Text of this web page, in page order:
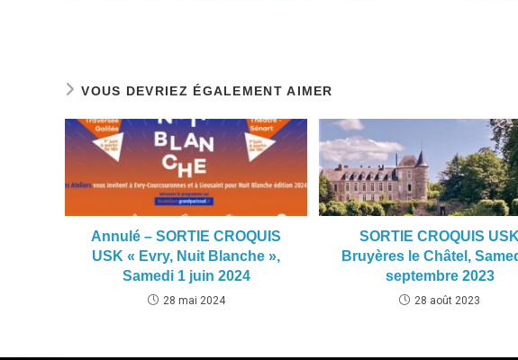
VOUS DEVRIEZ ÉGALEMENT AIMER
Annulé – SORTIE CROQUIS
USK « Evry, Nuit Blanche »,
Samedi 1 juin 2024
28 mai 2024
SORTIE CROQUIS USK
Bruyères le Châtel,
septembre 2023
28 août 2023